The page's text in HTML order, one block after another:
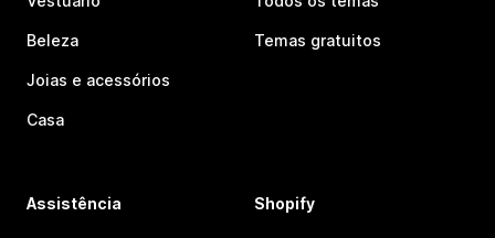
Beleza
Joias e acessórios
Casa
Temas gratuitos
Assistência Shopify